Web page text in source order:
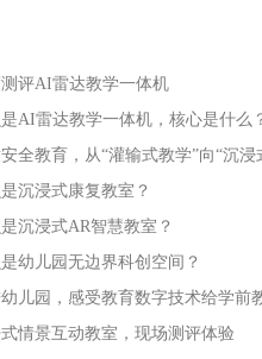
评AI雷达教学一体机
AI雷达教学一体机，核心是什么
全教育，从“灌输式教学”向“沉浸
沉浸式康复教室？
沉浸式AR智慧教室？
幼儿园无边界科创空间？
儿园，感受教育数字技术给学前
情景互动教室，现场测评体验